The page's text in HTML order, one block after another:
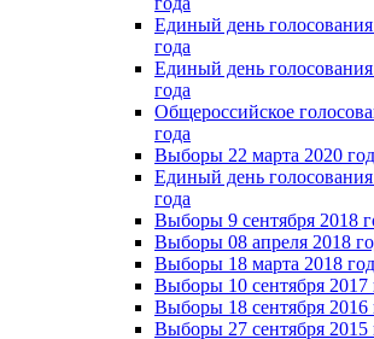
Единый день голосования
года
Единый день
года
Общероссийское
года
Выборы 22 марта 2020
Единый день голосования
года
Выборы 9 сентября 2018
Выборы 08 апреля 2018
Выборы 18 марта 2018
Выборы 10 сентября 2017
Выборы 18 сентября 2016
Выборы 27 сентября 2015